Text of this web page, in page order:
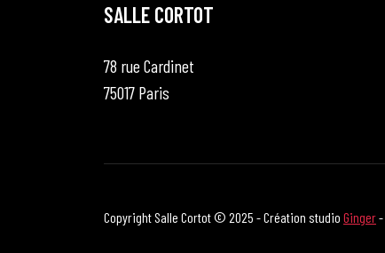
SALLE CORTOT
78 rue Cardinet
75017 Paris
Copyright Salle Cortot © 2025 - Création studio Ginger-